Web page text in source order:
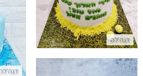
דנה'לה
דנה'לה